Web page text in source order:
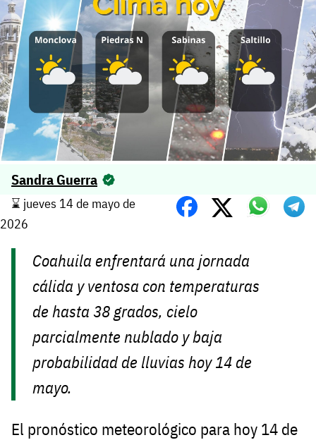
Sandra Guerra
⌛️ jueves 14 de mayo de
2026
Coahuila enfrentará una jornada
cálida y ventosa con temperaturas
de hasta 38 grados, cielo
parcialmente nublado y baja
probabilidad de lluvias hoy 14 de
mayo.
El pronóstico meteorológico para hoy 14 de